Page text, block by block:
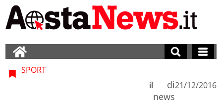
SPORT
di
news
il 21/12/2016